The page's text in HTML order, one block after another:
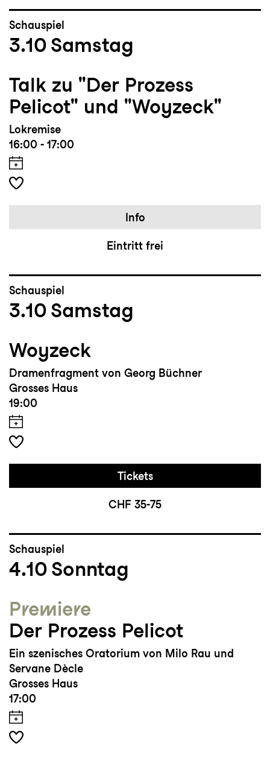
Schauspiel
3.10 Samstag
Talk zu "Der Prozess
Pelicot" und "Woyzeck"
Lokremise
16:00 - 17:00
Info
Eintritt frei
Schauspiel
3.10 Samstag
Woyzeck
Dramenfragment von Georg Büchner
Grosses Haus
19:00
Tickets
CHF 35-75
Schauspiel
4.10 Sonntag
Premiere
Der Prozess Pelicot
Ein szenisches Oratorium von Milo Rau und
Servane Dècle
Grosses Haus
17:00